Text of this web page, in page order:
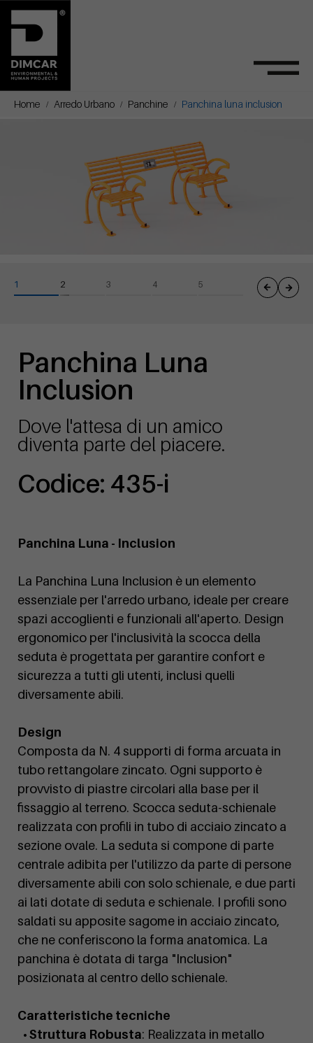
Home Arredo Urbano Panchine Panchina luna inclusion
Panchina Luna
Inclusion
Dove l'attesa di un amico
diventa parte del piacere.
Codice: 435-i
Panchina Luna - Inclusion
La Panchina Luna Inclusion è un elemento
essenziale per l'arredo urbano, ideale per creare
spazi accoglienti e funzionali all'aperto. Design
ergonomico per l'inclusività la scocca della
seduta è progettata per garantire confort e
sicurezza a tutti gli utenti, inclusi quelli
diversamente abili.
Design
Composta da N. 4 supporti di forma arcuata in
tubo rettangolare zincato. Ogni supporto è
provvisto di piastre circolari alla base per il
fissaggio al terreno. Scocca seduta-schienale
realizzata con profili in tubo di acciaio zincato a
sezione ovale. La seduta si compone di parte
centrale adibita per l'utilizzo da parte di persone
diversamente abili con solo schienale, e due parti
ai lati dotate di seduta e schienale. I profili sono
saldati su apposite sagome in acciaio zincato,
che ne conferiscono la forma anatomica. La
panchina è dotata di targa "Inclusion"
posizionata al centro dello schienale.
Caratteristiche tecniche
• Struttura Robusta: Realizzata in metallo